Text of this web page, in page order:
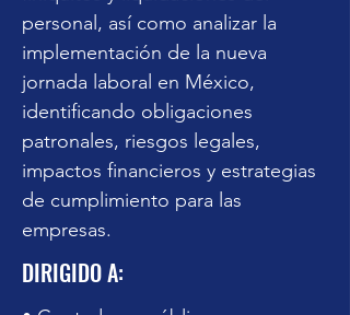
personal, así como analizar la
implementación de la nueva
jornada laboral en México,
identificando obligaciones
patronales, riesgos legales,
impactos financieros y estrategias
de cumplimiento para las
empresas.
DIRIGIDO A: